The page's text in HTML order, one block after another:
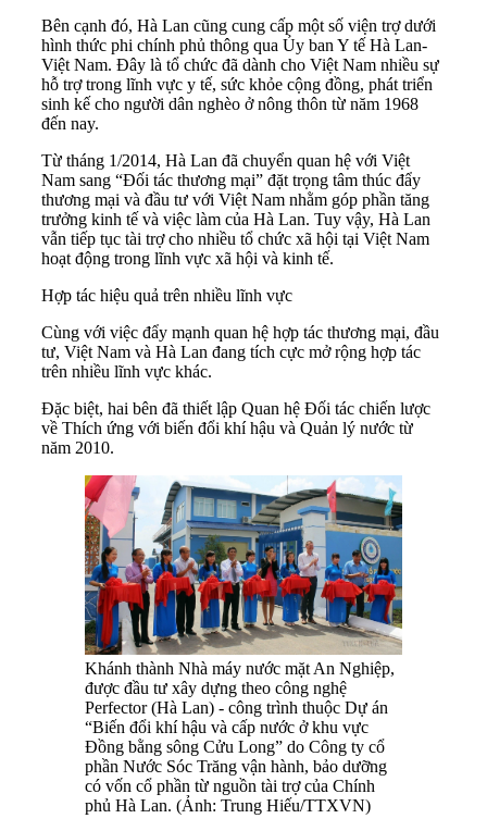
Bên cạnh đó, Hà Lan cũng cung cấp một số viện trợ dưới
hình thức phi chính phủ thông qua Ủy ban Y tế Hà Lan-
Việt Nam. Đây là tổ chức đã dành cho Việt Nam nhiều sự
hỗ trợ trong lĩnh vực y tế, sức khỏe cộng đồng, phát triển
sinh kế cho người dân nghèo ở nông thôn từ năm 1968
đến nay.
Từ tháng 1/2014, Hà Lan đã chuyển quan hệ với Việt
Nam sang “Đối tác thương mại” đặt trọng tâm thúc đẩy
thương mại và đầu tư với Việt Nam nhằm góp phần tăng
trưởng kinh tế và việc làm của Hà Lan. Tuy vậy, Hà Lan
vẫn tiếp tục tài trợ cho nhiều tổ chức xã hội tại Việt Nam
hoạt động trong lĩnh vực xã hội và kinh tế.
Hợp tác hiệu quả trên nhiều lĩnh vực
Cùng với việc đẩy mạnh quan hệ hợp tác thương mại, đầu
tư, Việt Nam và Hà Lan đang tích cực mở rộng hợp tác
trên nhiều lĩnh vực khác.
Đặc biệt, hai bên đã thiết lập Quan hệ Đối tác chiến lược
về Thích ứng với biến đổi khí hậu và Quản lý nước từ
năm 2010.
Khánh thành Nhà máy nước mặt An Nghiệp,
được đầu tư xây dựng theo công nghệ
Perfector (Hà Lan) - công trình thuộc Dự án
“Biến đổi khí hậu và cấp nước ở khu vực
Đồng bằng sông Cửu Long” do Công ty cổ
phần Nước Sóc Trăng vận hành, bảo dưỡng
có vốn cổ phần từ nguồn tài trợ của Chính
phủ Hà Lan. (Ảnh: Trung Hiếu/TTXVN)